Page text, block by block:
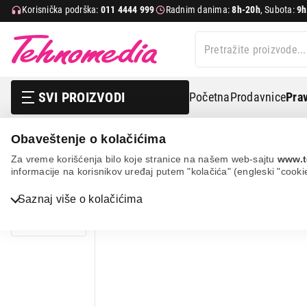
Obaveštenje o kolačićima
Za vreme korišćenja bilo koje stranice na našem web-sajtu
informacije na korisnikov uređaj putem "kolačića" (engleski
Saznaj više o kolačićima
Korisnička podrška: 011 4444 999 Radnim danima:8h-20h, Subota:
SVI PROIZVODI PočetnaProdavnice
Bela tehnika
Nega tela, lepota i zdravlje